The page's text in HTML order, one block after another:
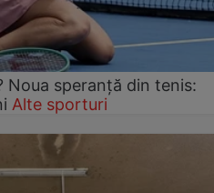
Noua speranță din tenis:
Alte sporturi